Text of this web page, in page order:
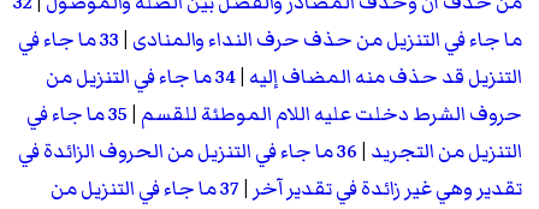
ما جاء في التنزيل من حذف حرف النداء والمنادى |
33 ما جاء في
التنزيل قد حذف منه المضاف إليه |
34 ما جاء في التنزيل من
حروف الشرط دخلت عليه اللام الموطئة للقسم |
35 ما جاء في
التنزيل من التجريد |
36 ما جاء في التنزيل من الحروف الزائدة في
تقدير وهي غير زائدة في تقدير آخر |
37 ما جاء في التنزيل من